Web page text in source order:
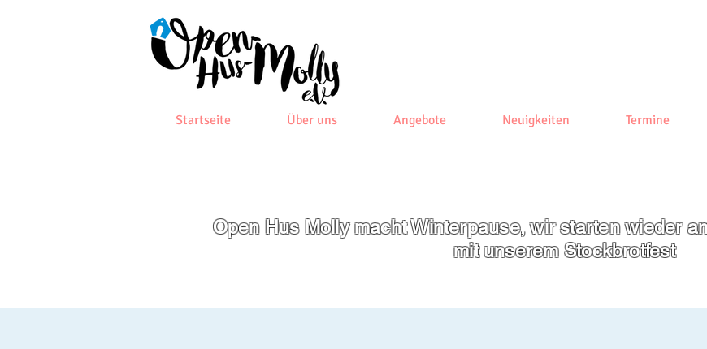
Startseite Über uns Angebote Neuigkeiten Termine
Open Hus Molly macht Winterpause, wir starten wieder
mit unserem Stockbrotfest